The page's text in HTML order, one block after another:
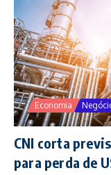
Economia
CNI corta
para perda de